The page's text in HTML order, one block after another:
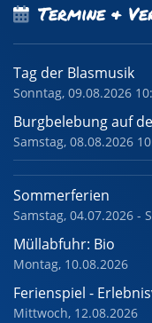
Termine &
Tag der Blasmusik
Sonntag, 09.08.2026
Burgbelebung auf
Samstag, 08.08.2026
Sommerferien
Samstag, 04.07.2026 -
Müllabfuhr: Bio
Montag, 10.08.2026
Ferienspiel -
Mittwoch, 12.08.2026